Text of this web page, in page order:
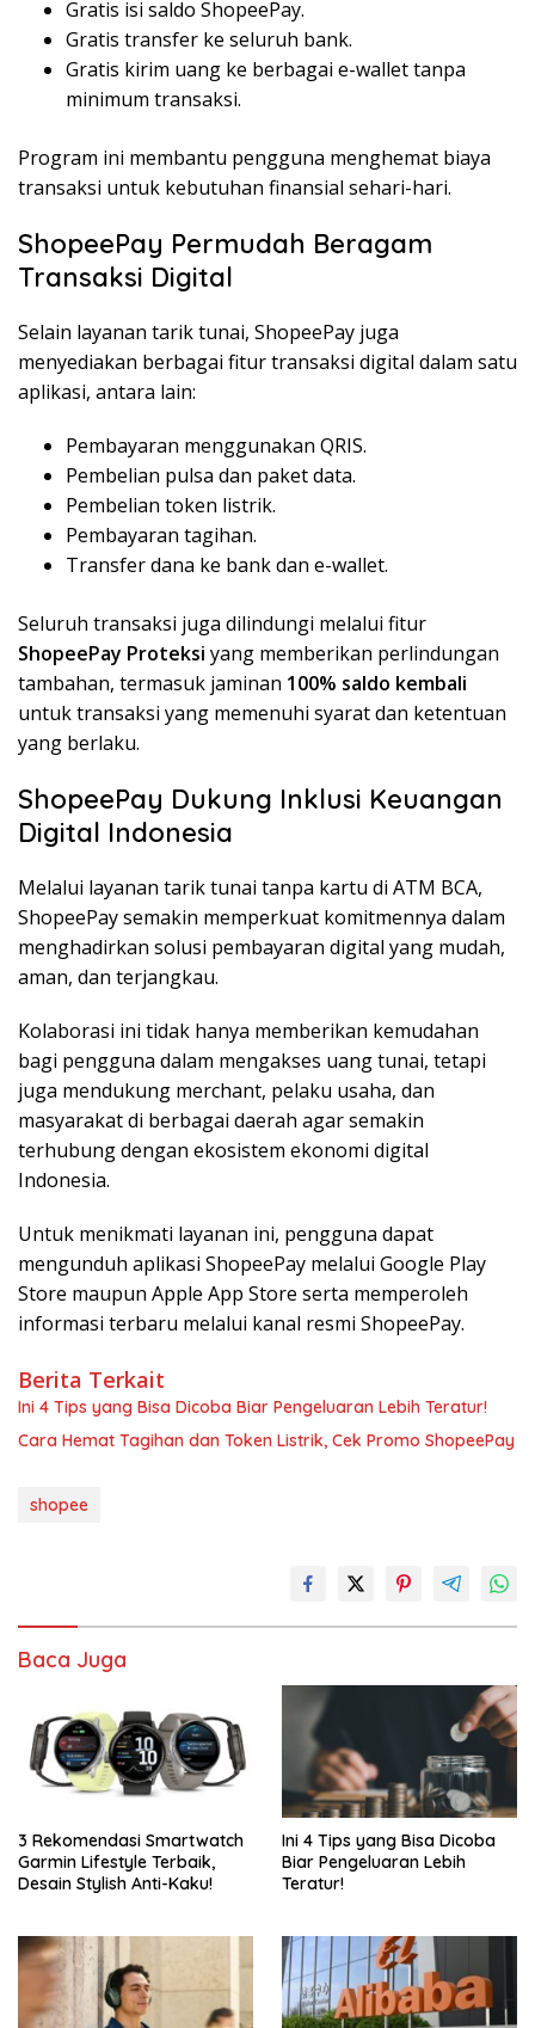
Gratis isi saldo ShopeePay.
Gratis transfer ke seluruh bank.
Gratis kirim uang ke berbagai e-wallet tanpa
minimum transaksi.
Program ini membantu pengguna menghemat biaya
transaksi untuk kebutuhan finansial sehari-hari.
ShopeePay Permudah Beragam
Transaksi Digital
Selain layanan tarik tunai, ShopeePay juga
menyediakan berbagai fitur transaksi digital dalam satu
aplikasi, antara lain:
Pembayaran menggunakan QRIS.
Pembelian pulsa dan paket data.
Pembelian token listrik.
Pembayaran tagihan.
Transfer dana ke bank dan e-wallet.
Seluruh transaksi juga dilindungi melalui fitur
ShopeePay Proteksi yang memberikan perlindungan
tambahan, termasuk jaminan 100% saldo kembali
untuk transaksi yang memenuhi syarat dan ketentuan
yang berlaku.
ShopeePay Dukung Inklusi Keuangan
Digital Indonesia
Melalui layanan tarik tunai tanpa kartu di ATM BCA,
ShopeePay semakin memperkuat komitmennya dalam
menghadirkan solusi pembayaran digital yang mudah,
aman, dan terjangkau.
Kolaborasi ini tidak hanya memberikan kemudahan
bagi pengguna dalam mengakses uang tunai, tetapi
juga mendukung merchant, pelaku usaha, dan
masyarakat di berbagai daerah agar semakin
terhubung dengan ekosistem ekonomi digital
Indonesia.
Untuk menikmati layanan ini, pengguna dapat
mengunduh aplikasi ShopeePay melalui Google Play
Store maupun Apple App Store serta memperoleh
informasi terbaru melalui kanal resmi ShopeePay.
Berita Terkait
Ini 4 Tips yang Bisa Dicoba Biar Pengeluaran Lebih Teratur!
Cara Hemat Tagihan dan Token Listrik, Cek Promo ShopeePay
shopee
Baca Juga
3 Rekomendasi Smartwatch
Garmin Lifestyle Terbaik,
Desain Stylish Anti-Kaku!
Ini 4 Tips yang Bisa Dicoba
Biar Pengeluaran Lebih
Teratur!